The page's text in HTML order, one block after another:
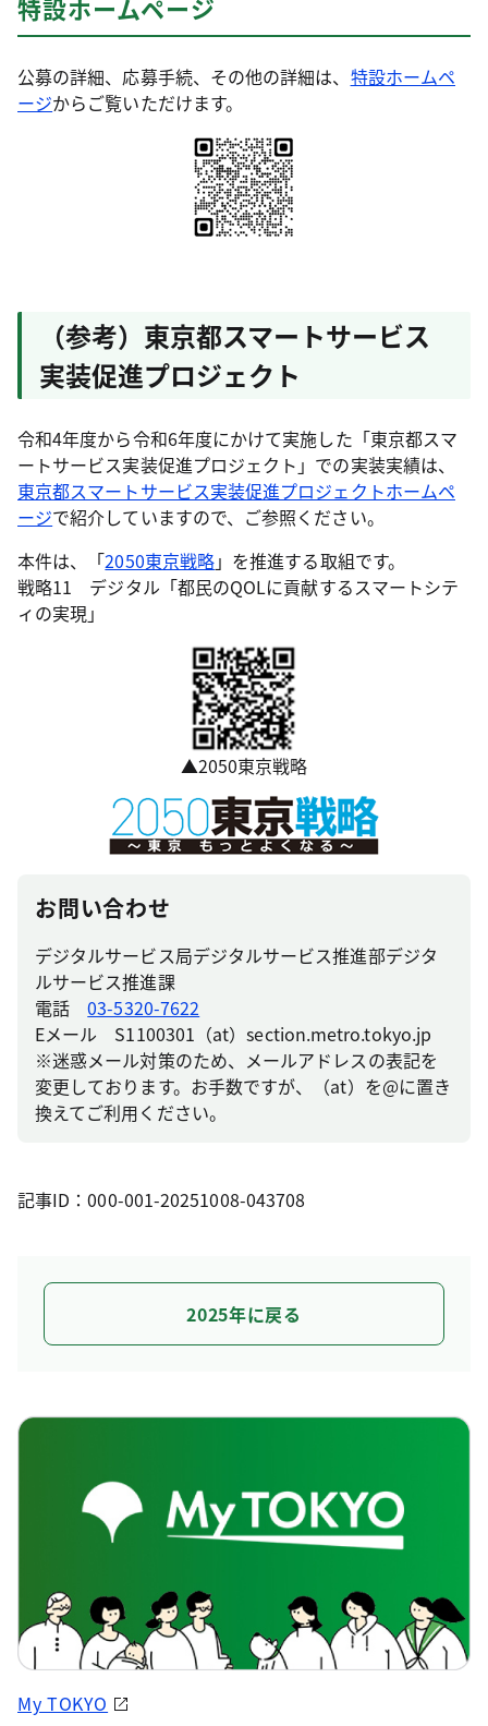
特設ホームページ
公募の詳細、応募手続、その他の詳細は、 特設ホームペ
ージからご覧いただけます。
（参考）東京都スマートサービス
実装促進プロジェクト
令和4年度から令和6年度にかけて実施した「東京都スマ
ートサービス実装促進プロジェクト」での実装実績は、
東京都スマートサービス実装促進プロジェクトホームペ
ージで紹介していますので、ご参照ください。
本件は、「2050東京戦略」を推進する取組です。
戦略11 デジタル「都民のQOLに貢献するスマートシテ
ィの実現」
▲2050東京戦略
お問い合わせ
デジタルサービス局デジタルサービス推進部デジタ
ルサービス推進課
電話03-5320-7622
Eメール S1100301（at）section.metro.tokyo.jp
※迷惑メール対策のため、メールアドレスの表記を
変更しております。お手数ですが、（at）を@に置き
換えてご利用ください。
記事ID：000-001-20251008-043708
2025年に戻る
My TOKYO